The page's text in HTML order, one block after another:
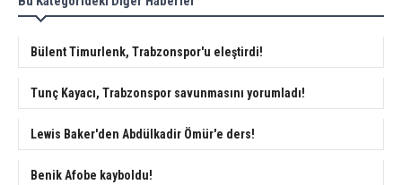
Bülent Timurlenk, Trabzonspor'u eleştirdi!
Tunç Kayacı, Trabzonspor savunmasını yorumladı!
Lewis Baker'den Abdülkadir Ömür'e ders!
Benik Afobe kayboldu!